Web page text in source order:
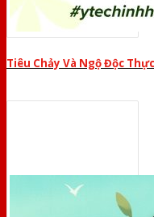
Tiêu Chảy Và Ngộ Độc